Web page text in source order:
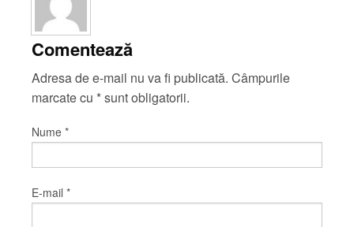
Comentează
Adresa de e-mail nu va fi publicată. Câmpurile
marcate cu *sunt obligatorii.
Nume *
E-mail *